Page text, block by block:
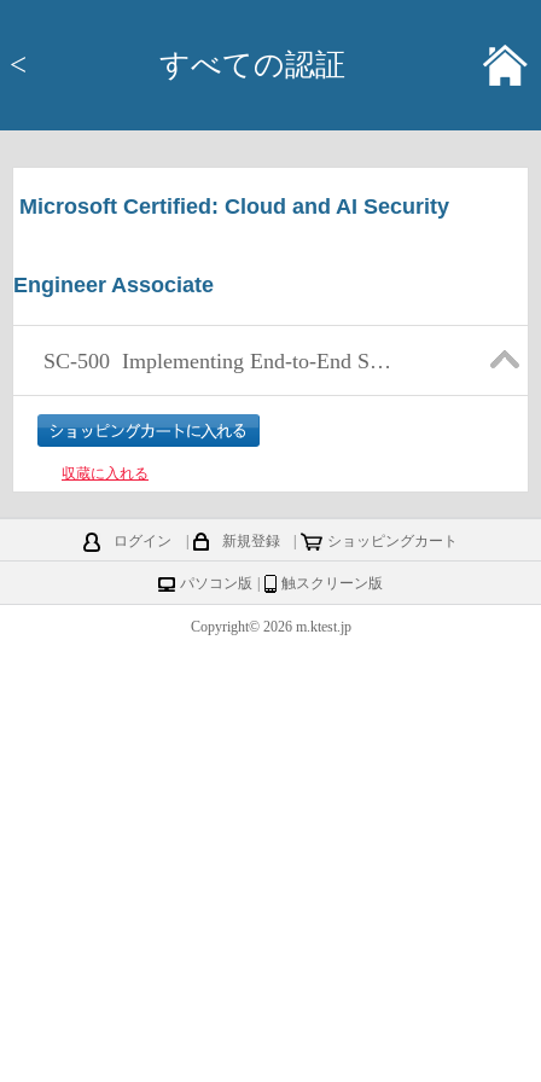
< すべての認証
Microsoft Certified: Cloud and AI Security
Engineer Associate
SC-500 Implementing End-to-End Security Controls for Cloud and AI Workloads (beta)
収蔵に入れる
ログイン 新規登録 ショッピングカート
パソコン版 触スクリーン版
Copyright© 2026 m.ktest.jp